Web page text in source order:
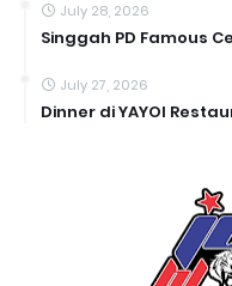
July 28, 2026
Singgah PD Famous
July 27, 2026
Dinner di YAYOI